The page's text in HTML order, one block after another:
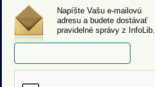
Napíšte Vašu e-mailovú
adresu a budete dostávať
pravidelné správy z InfoLib.